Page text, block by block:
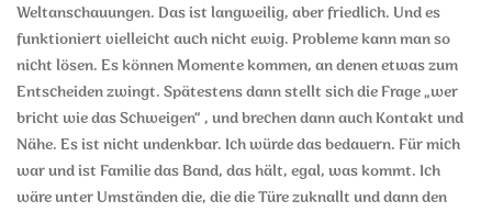
Weltanschauungen. Das ist langweilig, aber friedlich. Und es
funktioniert vielleicht auch nicht ewig. Probleme kann man so
nicht lösen. Es können Momente kommen, an denen etwas zum
Entscheiden zwingt. Spätestens dann stellt sich die Frage „wer
bricht wie das Schweigen“ , und brechen dann auch Kontakt und
Nähe. Es ist nicht undenkbar. Ich würde das bedauern. Für mich
war und ist Familie das Band, das hält, egal, was kommt. Ich
wäre unter Umständen die, die die Türe zuknallt und dann den